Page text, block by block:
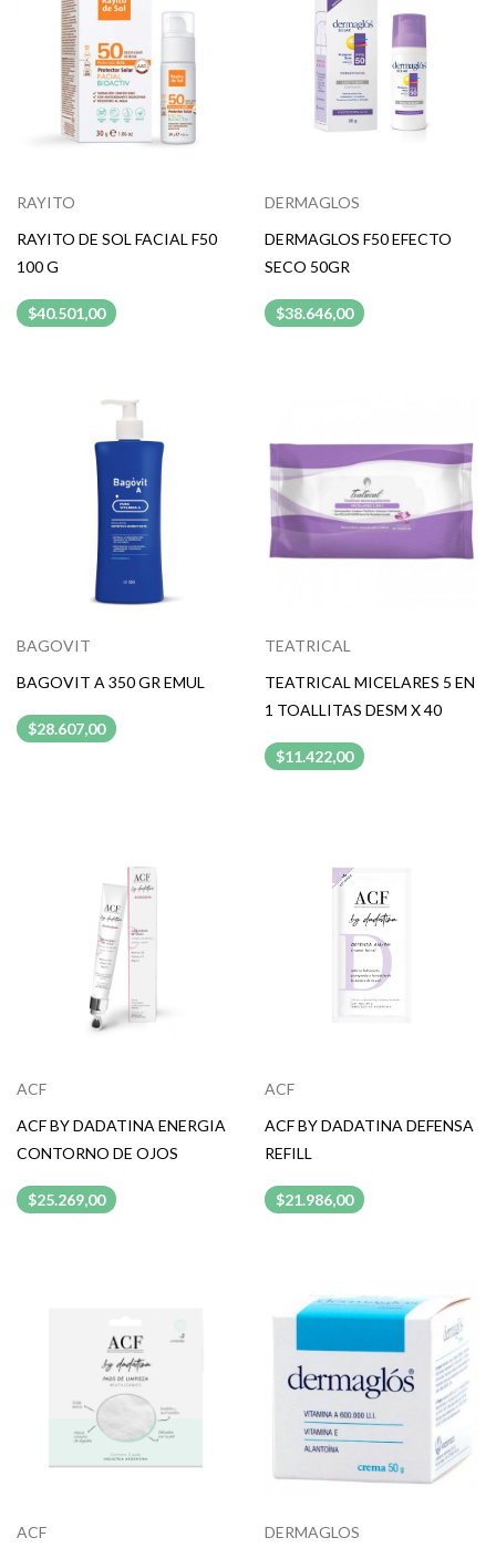
RAYITO
RAYITO DE SOL FACIAL F50
100 G
$40.501,00
DERMAGLOS
DERMAGLOS F50 EFECTO
SECO 50GR
$38.646,00
BAGOVIT
BAGOVIT A 350 GR EMUL
$28.607,00
TEATRICAL
TEATRICAL MICELARES 5 EN
1 TOALLITAS DESM X 40
$11.422,00
ACF
ACF BY DADATINA ENERGIA
CONTORNO DE OJOS
$25.269,00
ACF
ACF BY DADATINA DEFENSA
REFILL
$21.986,00
ACF
DERMAGLOS